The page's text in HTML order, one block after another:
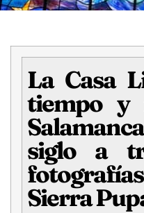
La Casa
tiempo y
siglo a
Sierra